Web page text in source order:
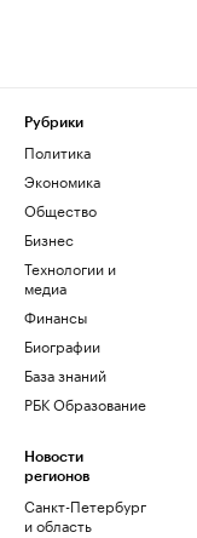
Рубрики
Политика
Экономика
Общество
Бизнес
Технологии и
медиа
Финансы
Биографии
База знаний
РБК Образование
Новости
регионов
Санкт-Петербург
и область